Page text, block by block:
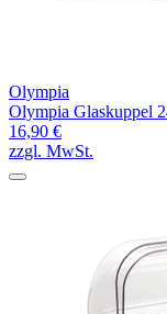
Olympia
Olympia Glaskuppel
16,90 €
zzgl. MwSt.